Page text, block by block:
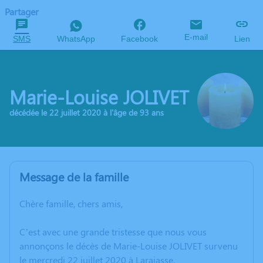
Partager
SMS WhatsApp Facebook E-mail Lien
Marie-Louise JOLIVET
décédée le 22 juillet 2020 à l'âge de 93 ans
Message de la famille
Chère famille, chers amis,
C’est avec une grande tristesse que nous vous
annonçons le décès de Marie-Louise JOLIVET survenu
le mercredi 22 juillet 2020 à Larajasse.